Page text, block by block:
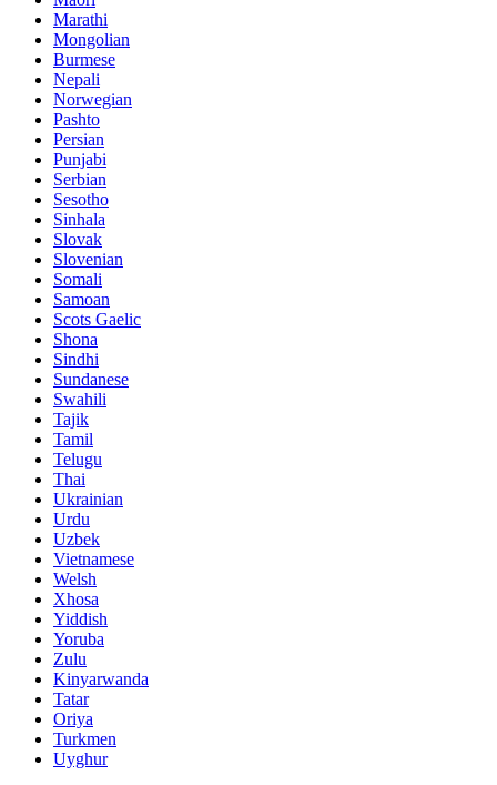
Marathi
Mongolian
Burmese
Nepali
Norwegian
Pashto
Persian
Punjabi
Serbian
Sesotho
Sinhala
Slovak
Slovenian
Somali
Samoan
Scots Gaelic
Shona
Sindhi
Sundanese
Swahili
Tajik
Tamil
Telugu
Thai
Ukrainian
Urdu
Uzbek
Vietnamese
Welsh
Xhosa
Yiddish
Yoruba
Zulu
Kinyarwanda
Tatar
Oriya
Turkmen
Uyghur